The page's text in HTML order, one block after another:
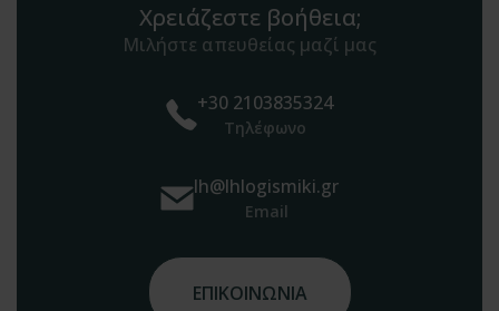
Χρειάζεστε βοήθεια;
Μιλήστε απευθείας μαζί μας
+30 2103835324
Τηλέφωνο
lh@lhlogismiki.gr
Email
ΕΠΙΚΟΙΝΩΝΙΑ